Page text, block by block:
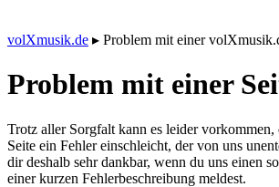
volXmusik.de ▸ Problem mit einer
Problem mit einer
Trotz aller Sorgfalt kann es leider vorkommen,
Seite ein Fehler einschleicht, der von uns
dir deshalb sehr dankbar, wenn du uns einen
einer kurzen Fehlerbeschreibung meldest.